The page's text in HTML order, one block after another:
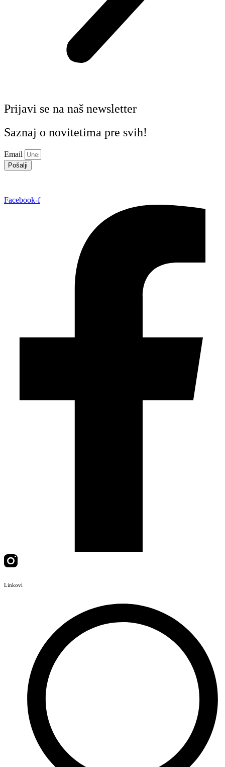
Prijavi se na naš newsletter
Saznaj o novitetima pre svih!
Email
Pošalji
Facebook-f
Linkovi